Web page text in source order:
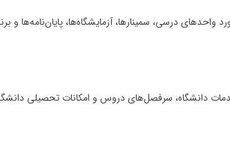
درسی، سمینارها، آزمایشگاه‌ها، پایان‌نامه‌ها و
دانشگاه، سرفصل‌های دروس و امکانات تحصیلی دانشگاه